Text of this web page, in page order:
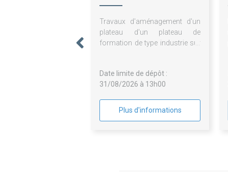
Travaux d'aménagement d'un
plateau d'un plateau de
formation de type industrie sur
Date limite de dépôt :
31/08/2026 à 13h00
Plus d'informations